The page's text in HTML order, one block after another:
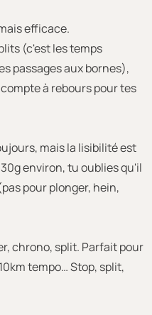
efficace.
(c'est les temps
passages aux bornes),
à rebours pour tes
mais la lisibilité est
environ, tu oublies qu'il
pour plonger, hein,
chrono, split. Parfait pour
tempo… Stop, split,